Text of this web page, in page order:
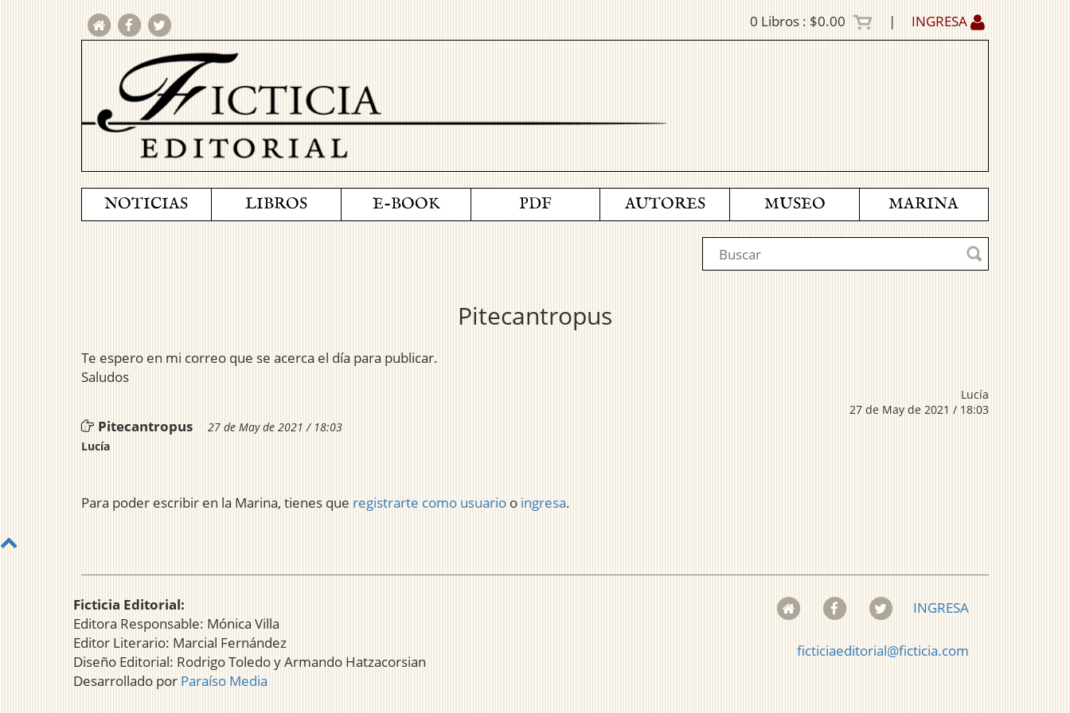
0 Libros : $0.00 | INGRESA
NOTICIAS LIBROS E-BOOK PDF AUTORES MUSEO MARINA
Pitecantropus
Te espero en mi correo que se acerca el día para publicar.
Saludos
Lucía
27 de May de 2021 / 18:03
Pitecantropus
27 de May de 2021 / 18:03
Lucía
Para poder escribir en la Marina, tienes que registrarte como usuario o ingresa.
Ficticia Editorial:
Editora Responsable: Mónica Villa
Editor Literario: Marcial Fernández
Diseño Editorial: Rodrigo Toledo y Armando Hatzacorsian
Desarrollado por Paraíso Media
INGRESA
ficticiaeditorial@ficticia.com